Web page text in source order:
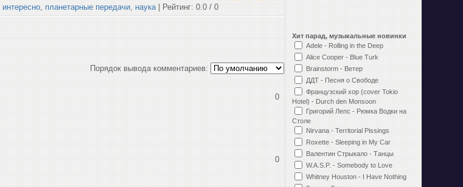
интересно ,планетарные передачи ,наука | Рейтинг: 0.0 / 0
Порядок вывода комментариев:
0
0
Хит парад, музыкальные новинки
Adele - Rolling in the Deep
Alice Cooper - Blue Turk
Brainstorm - Ветер
ДДТ - Песня о Свободе
Французский хор (cover Tokio
Hotel) - Durch den Monsoon
Григорий Лепс - Рюмка Водки на
Столе
Nirvana - Territorial Pissings
Roxette - Sleeping in My Car
Валентин Стрыкало - Танцы
W.A.S.P. - Somebody to Love
Whitney Houston - I Have Nothing